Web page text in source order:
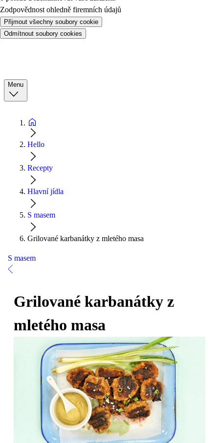
Zodpovědnost ohledně firemních údajů
Přijmout všechny soubory cookie
Odmítnout soubory cookies
Menu
Hello
Recepty
Hlavní jídla
S masem
Grilované karbanátky z mletého masa
S masem
Grilované karbanátky z
mletého masa